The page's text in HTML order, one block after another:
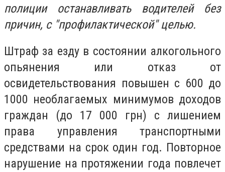
полиции останавливать водителей без
причин, с "профилактической" целью.
Штраф за езду в состоянии алкогольного
опьянения или отказ от
освидетельствования повышен с 600 до
1000 необлагаемых минимумов доходов
граждан (до 17 000 грн) с лишением
права управления транспортными
средствами на срок один год. Повторное
нарушение на протяжении года повлечет